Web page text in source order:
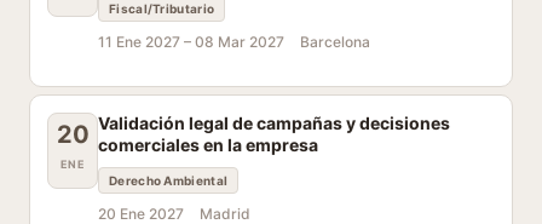
Fiscal/Tributario
11 Ene 2027 – 08 Mar 2027 Barcelona
20
ENE
Validación legal de campañas y decisiones
comerciales en la empresa
Derecho Ambiental
20 Ene 2027 Madrid